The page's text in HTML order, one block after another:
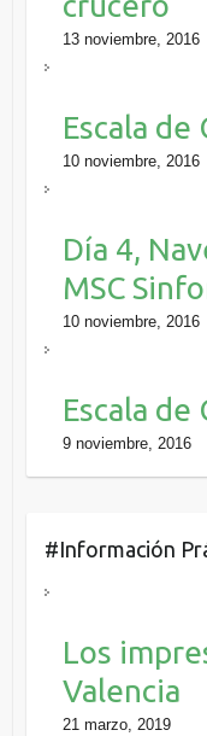
13 noviembre, 2016
Escala
10 noviembre, 2016
Día 4,
MSC
10 noviembre, 2016
Escala
9 noviembre, 2016
#Información
Los
Valencia
21 marzo, 2019